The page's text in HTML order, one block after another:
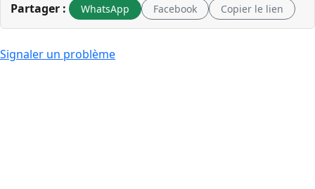
Partager : WhatsApp Facebook Copier le lien
Signaler un problème